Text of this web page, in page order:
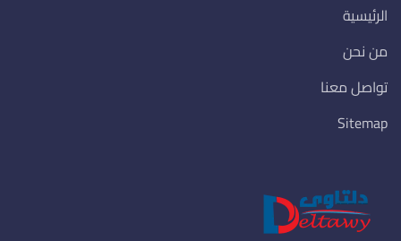
الرئيسية
من نحن
تواصل معنا
Sitemap